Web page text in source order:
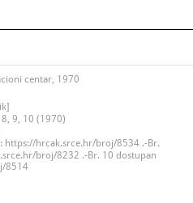
centar, 1970
9, 10 (1970)
https://hrcak.srce.hr/broj/8534 .-Br.
broj/8232 .-Br. 10 dostupan
8514